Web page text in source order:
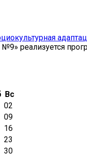
реализуется
Вс
02
09
16
23
30